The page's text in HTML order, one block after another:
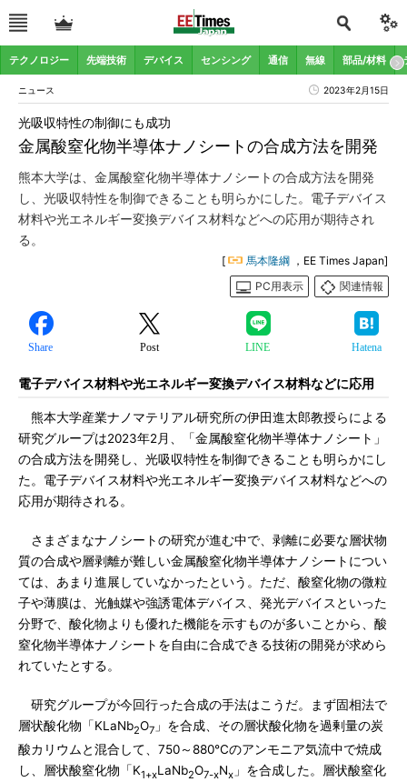
テクノロジー 先端技術 デバイス センシング 通信 無線 部品/材料
ニュース 2023年2月15日
金属酸窒化物半導体ナノシートの合成方法を開発
光吸収特性の制御にも成功
熊本大学は、金属酸窒化物半導体ナノシートの合成方法を開発
し、光吸収特性を制御できることも明らかにした。電子デバイス
材料や光エネルギー変換デバイス材料などへの応用が期待され
る。
[ 馬本隆綱 ，EE Times Japan]
PC用表示
関連情報
Share Post LINE Hatena
電子デバイス材料や光エネルギー変換デバイス材料などに応用
熊本大学産業ナノマテリアル研究所の伊田進太郎教授らによる
研究グループは2023年2月、「金属酸窒化物半導体ナノシート」
の合成方法を開発し、光吸収特性を制御できることも明らかにし
た。電子デバイス材料や光エネルギー変換デバイス材料などへの
応用が期待される。
さまざまなナノシートの研究が進む中で、剥離に必要な層状物
質の合成や層剥離が難しい金属酸窒化物半導体ナノシートについ
ては、あまり進展していなかったという。ただ、酸窒化物の微粒
子や薄膜は、光触媒や強誘電体デバイス、発光デバイスといった
分野で、酸化物よりも優れた機能を示すものが多いことから、酸
窒化物半導体ナノシートを自由に合成できる技術の開発が求めら
れていたとする。
研究グループが今回行った合成の手法はこうだ。まず固相法で
層状酸化物「KLaNb2O7 」を合成、その層状酸化物を過剰量の炭
酸カリウムと混合して、750～880℃のアンモニア気流中で焼成
し、層状酸窒化物「K1+xLaNb2O7-xNx 」を合成した。層状酸窒化